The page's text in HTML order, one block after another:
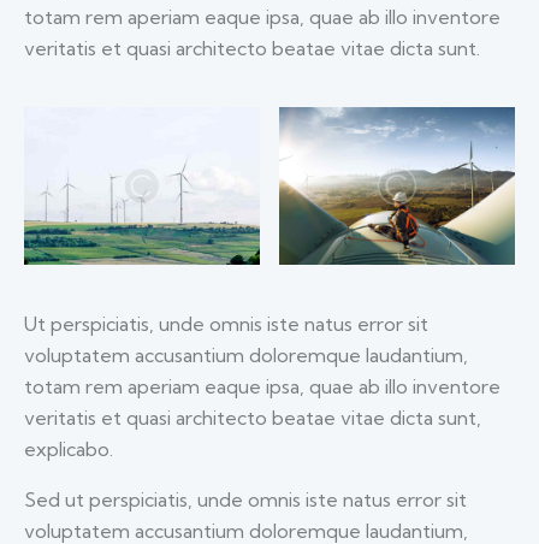
totam rem aperiam eaque ipsa, quae ab illo inventore
veritatis et quasi architecto beatae vitae dicta sunt.
Ut perspiciatis, unde omnis iste natus error sit
voluptatem accusantium doloremque laudantium,
totam rem aperiam eaque ipsa, quae ab illo inventore
veritatis et quasi architecto beatae vitae dicta sunt,
explicabo.
Sed ut perspiciatis, unde omnis iste natus error sit
voluptatem accusantium doloremque laudantium,